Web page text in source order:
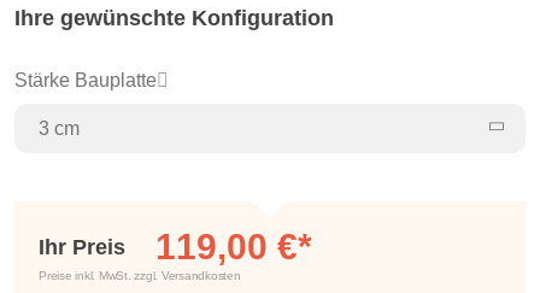
Ihre gewünschte Konfiguration
Stärke Bauplatte
3 cm
Ihr Preis 119,00 €*
Preise inkl. MwSt. zzgl. Versandkosten